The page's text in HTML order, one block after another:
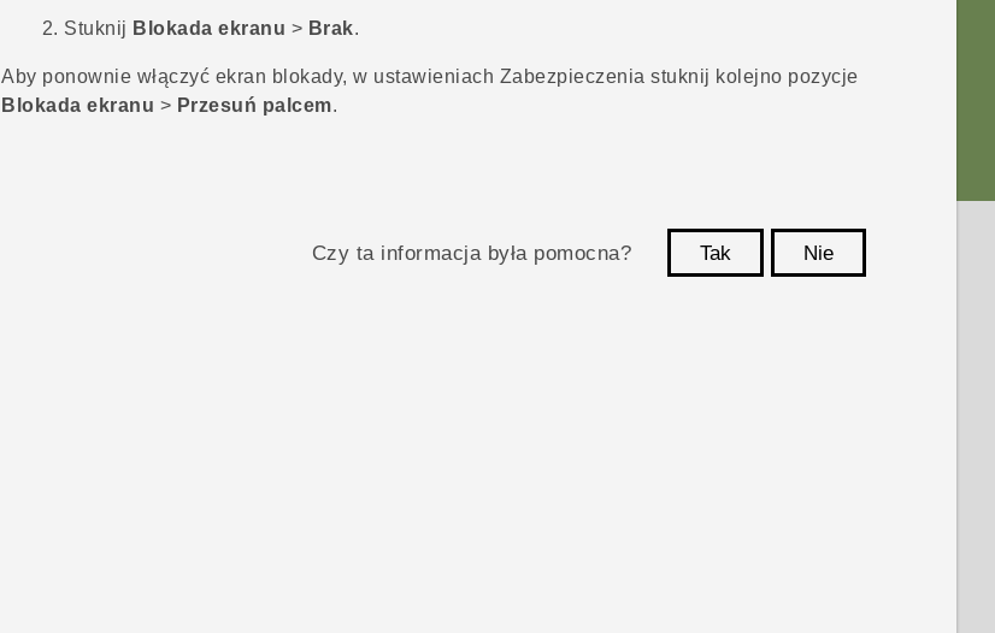
Stuknij Blokada ekranu > Brak.
Aby ponownie włączyć ekran blokady, w ustawieniach Zabezpieczenia stuknij kolejno pozycje
Blokada ekranu > Przesuń palcem.
Czy ta informacja była pomocna? Tak
Nie